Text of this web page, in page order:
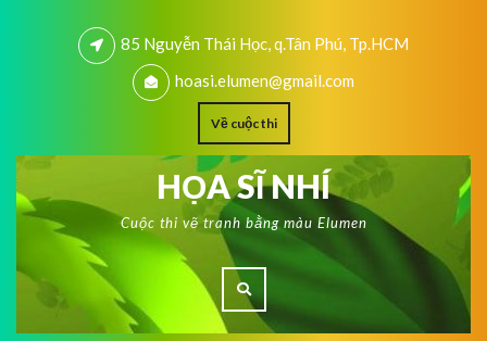
85 Nguyễn Thái Học, q.Tân Phú, Tp.HCM
hoasi.elumen@gmail.com
Về cuộc thi
HỌA SĨ NHÍ
Cuộc thi vẽ tranh bằng màu Elumen